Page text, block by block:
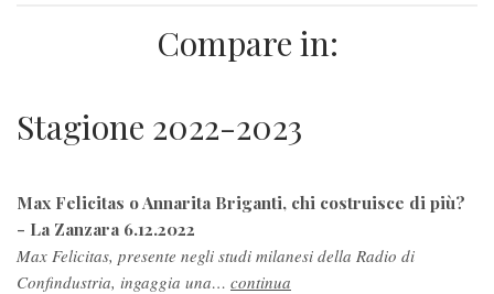
Compare in:
Stagione 2022-2023
Max Felicitas o Annarita Briganti, chi costruisce di più?
- La Zanzara 6.12.2022
Max Felicitas, presente negli studi milanesi della Radio di
Confindustria, ingaggia una… continua